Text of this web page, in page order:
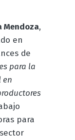
Mendoza,
en
de
para la
en
para